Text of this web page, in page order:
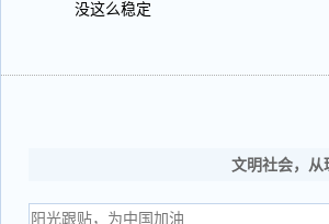
没这么稳定
文明社会，从